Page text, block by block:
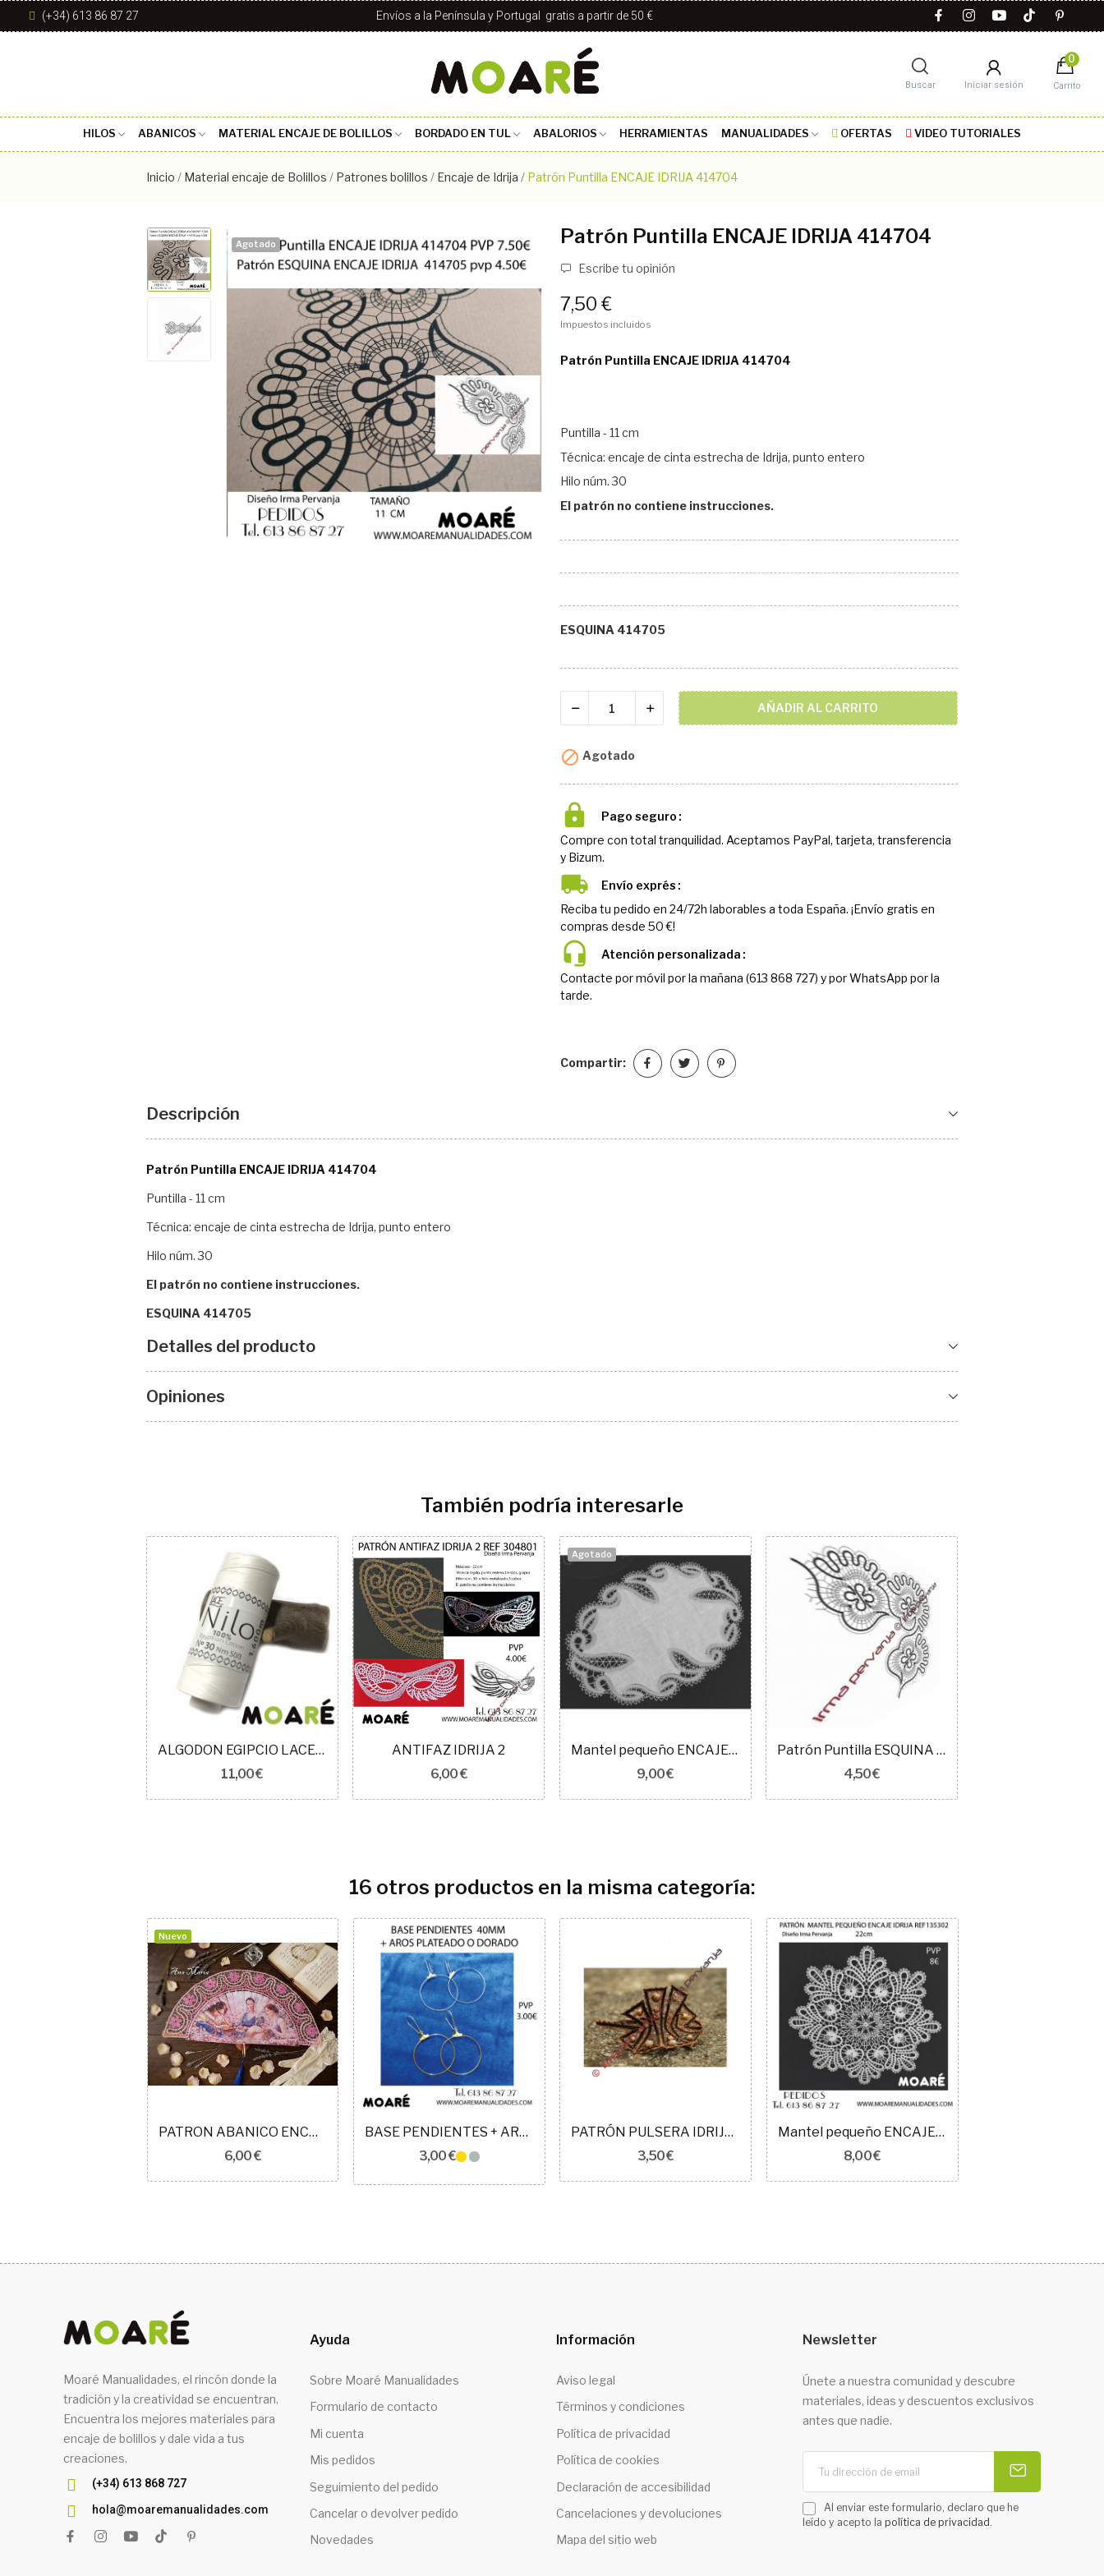
(+34) 613 86 87 27 Envíos a la Península y Portugal gratis a partir de 50 €
Buscar Iniciar sesión
0
Carrito
HILOS ABANICOS MATERIAL ENCAJE DE BOLILLOS BORDADO EN TUL ABALORIOS HERRAMIENTAS MANUALIDADES OFERTAS VIDEO TUTORIALES
Inicio Material encaje de Bolillos Patrones bolillos Encaje de Idrija Patrón Puntilla ENCAJE IDRIJA 414704
Agotado Patrón Puntilla ENCAJE IDRIJA 414704
Escribe tu opinión
7,50 €
Impuestos incluidos
Patrón Puntilla ENCAJE IDRIJA 414704
Puntilla - 11 cm
Técnica: encaje de cinta estrecha de Idrija, punto entero
Hilo núm. 30
El patrón no contiene instrucciones.
ESQUINA 414705
AÑADIR AL CARRITO
 Agotado
Pago seguro
Compre con total tranquilidad. Aceptamos PayPal, tarjeta, transferencia
y Bizum.
Envío exprés
Reciba tu pedido en 24/72h laborables a toda España. ¡Envío gratis en
compras desde 50 €!
Atención personalizada
Contacte por móvil por la mañana (613 868 727) y por WhatsApp por la
tarde.
Compartir:
Descripción
Patrón Puntilla ENCAJE IDRIJA 414704
Puntilla - 11 cm
Técnica: encaje de cinta estrecha de Idrija, punto entero
Hilo núm. 30
El patrón no contiene instrucciones.
ESQUINA 414705
Detalles del producto
Opiniones
También podría interesarle
ALGODON EGIPCIO LACE NILO BLANCO N30
11,00 €
ANTIFAZ IDRIJA 2
6,00 €
Agotado
Mantel pequeño ENCAJE IDRIJA 407501
9,00 €
Patrón Puntilla ESQUINA ENCAJE IDRIJA 414705
4,50 €
16 otros productos en la misma categoría:
Nuevo
PATRON ABANICO ENCAJE IDRIJA REF 1037
6,00 €
BASE PENDIENTES + ARO 40MM
3,00 €
PATRÓN PULSERA IDRIJA REF 139504 17.5 CM
3,50 €
Mantel pequeño ENCAJE IDRIJA 135302
8,00 €
Moaré Manualidades, el rincón donde la
tradición y la creatividad se encuentran.
Encuentra los mejores materiales para
encaje de bolillos y dale vida a tus
creaciones.
(+34) 613 868 727
hola@moaremanualidades.com
Ayuda
Sobre Moaré Manualidades
Formulario de contacto
Mi cuenta
Mis pedidos
Seguimiento del pedido
Cancelar o devolver pedido
Novedades
Información
Aviso legal
Términos y condiciones
Política de privacidad
Política de cookies
Declaración de accesibilidad
Cancelaciones y devoluciones
Mapa del sitio web
Newsletter
Únete a nuestra comunidad y descubre
materiales, ideas y descuentos exclusivos
antes que nadie.
Al enviar este formulario, declaro que he
leído y acepto la política de privacidad .